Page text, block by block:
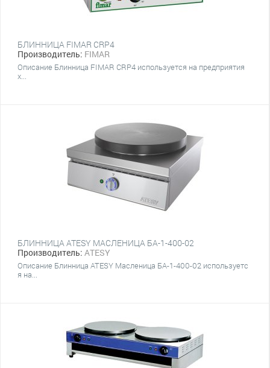
БЛИННИЦА FIMAR CRP4
Производитель: FIMAR
Описание Блинница FIMAR CRP4 используется на предприятия
х...
БЛИННИЦА ATESY МАСЛЕНИЦА БА-1-400-02
Производитель: ATESY
Описание Блинница ATESY Масленица БА-1-400-02 используетс
я на...